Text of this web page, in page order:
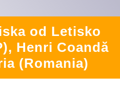
od Letisko
Henri Coandă
(Romania)